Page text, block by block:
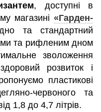
, доступні в
магазині «Гарден-
та стандартний
та рифленим дном
зволоження
розвиток і
пластикові
червоного та
1,8 до 4,7 літрів.